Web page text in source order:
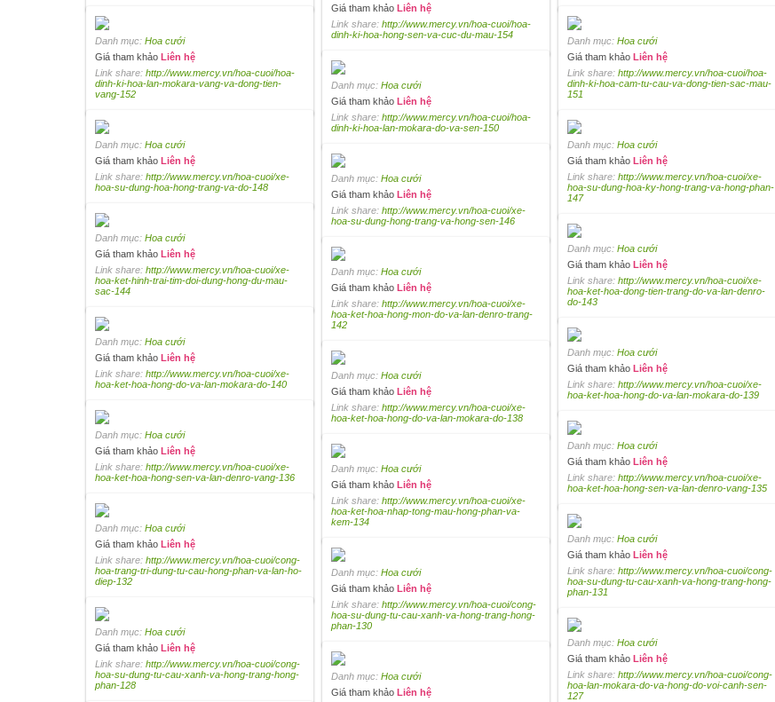
Giá tham khảo Liên hệ
Link share: http://www.mercy.vn/hoa-cuoi/hoa-
dinh-ki-hoa-hong-sen-va-cuc-du-mau-154
Danh mục: Hoa cưới
Giá tham khảo Liên hệ
Link share: http://www.mercy.vn/hoa-cuoi/hoa-
dinh-ki-hoa-lan-mokara-vang-va-dong-tien-
vang-152
Danh mục: Hoa cưới
Giá tham khảo Liên hệ
Link share: http://www.mercy.vn/hoa-cuoi/hoa-
dinh-ki-hoa-cam-tu-cau-va-dong-tien-sac-mau-
151
Danh mục: Hoa cưới
Giá tham khảo Liên hệ
Link share: http://www.mercy.vn/hoa-cuoi/hoa-
dinh-ki-hoa-lan-mokara-do-va-sen-150
Danh mục: Hoa cưới
Giá tham khảo Liên hệ
Link share: http://www.mercy.vn/hoa-cuoi/xe-
hoa-su-dung-hoa-hong-trang-va-do-148
Danh mục: Hoa cưới
Giá tham khảo Liên hệ
Link share: http://www.mercy.vn/hoa-cuoi/xe-
hoa-su-dung-hoa-ky-hong-trang-va-hong-phan-
147
Danh mục: Hoa cưới
Giá tham khảo Liên hệ
Link share: http://www.mercy.vn/hoa-cuoi/xe-
hoa-su-dung-hong-trang-va-hong-sen-146
Danh mục: Hoa cưới
Giá tham khảo Liên hệ
Link share: http://www.mercy.vn/hoa-cuoi/xe-
hoa-ket-hinh-trai-tim-doi-dung-hong-du-mau-
sac-144
Danh mục: Hoa cưới
Giá tham khảo Liên hệ
Link share: http://www.mercy.vn/hoa-cuoi/xe-
hoa-ket-hoa-dong-tien-trang-do-va-lan-denro-
do-143
Danh mục: Hoa cưới
Giá tham khảo Liên hệ
Link share: http://www.mercy.vn/hoa-cuoi/xe-
hoa-ket-hoa-hong-mon-do-va-lan-denro-trang-
142
Danh mục: Hoa cưới
Giá tham khảo Liên hệ
Link share: http://www.mercy.vn/hoa-cuoi/xe-
hoa-ket-hoa-hong-do-va-lan-mokara-do-140
Danh mục: Hoa cưới
Giá tham khảo Liên hệ
Link share: http://www.mercy.vn/hoa-cuoi/xe-
hoa-ket-hoa-hong-do-va-lan-mokara-do-139
Danh mục: Hoa cưới
Giá tham khảo Liên hệ
Link share: http://www.mercy.vn/hoa-cuoi/xe-
hoa-ket-hoa-hong-do-va-lan-mokara-do-138
Danh mục: Hoa cưới
Giá tham khảo Liên hệ
Link share: http://www.mercy.vn/hoa-cuoi/xe-
hoa-ket-hoa-hong-sen-va-lan-denro-vang-136
Danh mục: Hoa cưới
Giá tham khảo Liên hệ
Link share: http://www.mercy.vn/hoa-cuoi/xe-
hoa-ket-hoa-hong-sen-va-lan-denro-vang-135
Danh mục: Hoa cưới
Giá tham khảo Liên hệ
Link share: http://www.mercy.vn/hoa-cuoi/xe-
hoa-ket-hoa-nhap-tong-mau-hong-phan-va-
kem-134
Danh mục: Hoa cưới
Giá tham khảo Liên hệ
Link share: http://www.mercy.vn/hoa-cuoi/cong-
hoa-trang-tri-dung-tu-cau-hong-phan-va-lan-ho-
diep-132
Danh mục: Hoa cưới
Giá tham khảo Liên hệ
Link share: http://www.mercy.vn/hoa-cuoi/cong-
hoa-su-dung-tu-cau-xanh-va-hong-trang-hong-
phan-131
Danh mục: Hoa cưới
Giá tham khảo Liên hệ
Link share: http://www.mercy.vn/hoa-cuoi/cong-
hoa-su-dung-tu-cau-xanh-va-hong-trang-hong-
phan-130
Danh mục: Hoa cưới
Giá tham khảo Liên hệ
Link share: http://www.mercy.vn/hoa-cuoi/cong-
hoa-su-dung-tu-cau-xanh-va-hong-trang-hong-
phan-128
Danh mục: Hoa cưới
Giá tham khảo Liên hệ
Link share: http://www.mercy.vn/hoa-cuoi/cong-
hoa-lan-mokara-do-va-hong-do-voi-canh-sen-
127
Danh mục: Hoa cưới
Giá tham khảo Liên hệ